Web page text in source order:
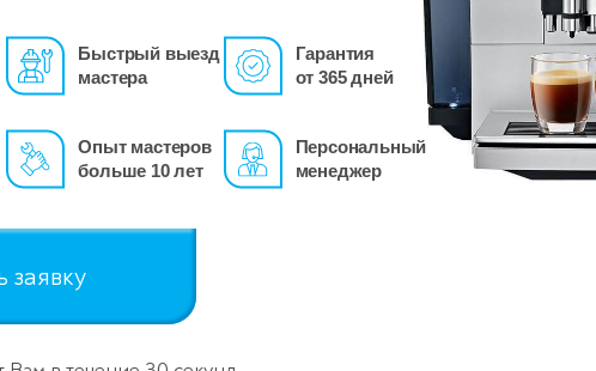
Быстрый выезд
мастера
Гарантия
от 365 дней
Опыт мастеров
больше 10 лет
Персональный
менеджер
заявку